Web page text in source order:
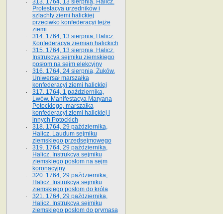
313. 1764, 13 sierpnia, Halicz.
Protestacya urzędników i
szlachty ziemi halickiej
przeciwko konfederacyi tejże
ziemi
314. 1764, 13 sierpnia, Halicz.
Konfederacya ziemian halickich
315. 1764, 13 sierpnia, Halicz.
Instrukcya sejmiku ziemskiego
posłom na sejm elekcyjny
316. 1764, 24 sierpnia, Żuków.
Uniwersał marszałka
konfederacyi ziemi halickiej
317. 1764, 1 października,
Lwów. Manifestacya Maryana
Potockiego, marszałka
konfederacyi ziemi halickiej i
innych Potockich
318. 1764, 29 października,
Halicz. Laudum sejmiku
ziemskiego przedsejmowego
319. 1764, 29 października,
Halicz. Instrukcya sejmiku
ziemskiego posłom na sejm
koronacyjny
320. 1764, 29 października,
Halicz. Instrukcya sejmiku
ziemskiego posłom do króla
321. 1764, 29 października,
Halicz. Instrukcya sejmiku
ziemskiego posłom do prymasa